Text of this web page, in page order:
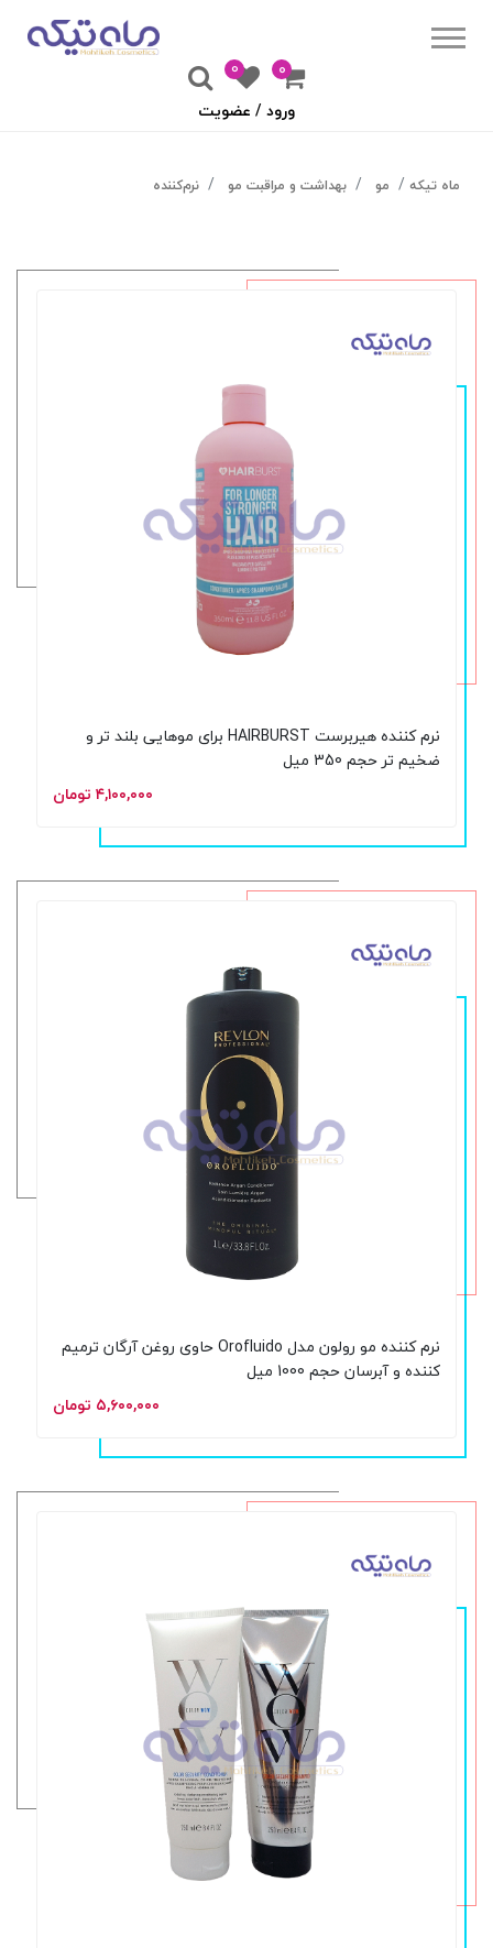
۰
0
ورود / عضویت
ماه تیکه مو بهداشت و مراقبت مو نرم‌کننده
نرم کننده هیربرست HAIRBURST برای موهایی بلند تر و
ضخیم تر حجم 350 میل
۴,۱۰۰,۰۰۰ تومان
نرم کننده مو رولون مدل Orofluido حاوی روغن آرگان ترمیم
کننده و آبرسان حجم 1000 میل
۵,۶۰۰,۰۰۰ تومان